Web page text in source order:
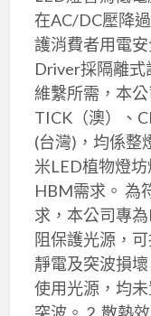
在AC/DC壓降
護消費者用電
Driver採隔離式
維繫所需，本
TICK（澳）、
(台灣)，均係整
米LED植物燈
HBM需求。 為
求，本公司專
阻保護光源，
靜電及突波損
使用光源，均